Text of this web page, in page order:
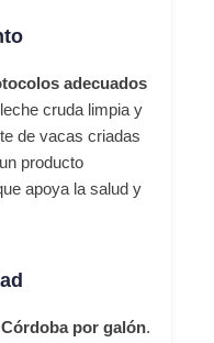
adecuados
cruda limpia y
de vacas criadas
producto
apoya la salud y
Córdoba por galón.